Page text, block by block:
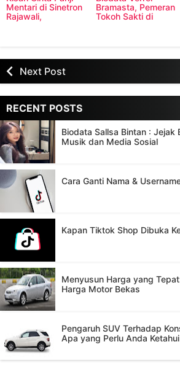
Kisah Cinta Panji -
Mungkinkah Akan
'Menular' ke Dunia
Nyata?
Biodata Verrel
Sinetron 7 MH New
Generation
Next Post
RECENT POSTS
Apa yang Perlu Anda Ketahui